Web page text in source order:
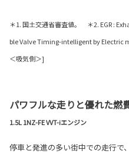
＊1. 国土交通省審査値。 ＊2. EGR :
ble Valve Timing-intelligent by Electric
＜吸気側＞]
パワフルな走りと優れた燃
1.5L 1NZ-FE VVT-iエンジン
停車と発進の多い街中での走行で